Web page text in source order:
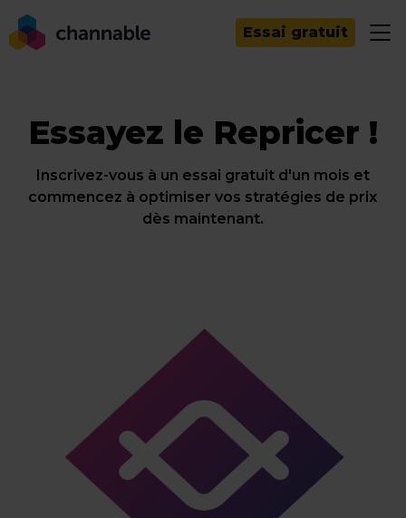
Essai gratuit
Essayez le Repricer !
Inscrivez-vous à un essai gratuit d'un mois et
commencez à optimiser vos stratégies de prix
dès maintenant.